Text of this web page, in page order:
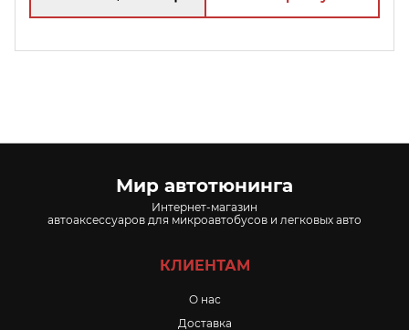
Мир автотюнинга
Интернет-магазин
автоаксессуаров для микроавтобусов и легковых авто
КЛИЕНТАМ
O нас
Доставка